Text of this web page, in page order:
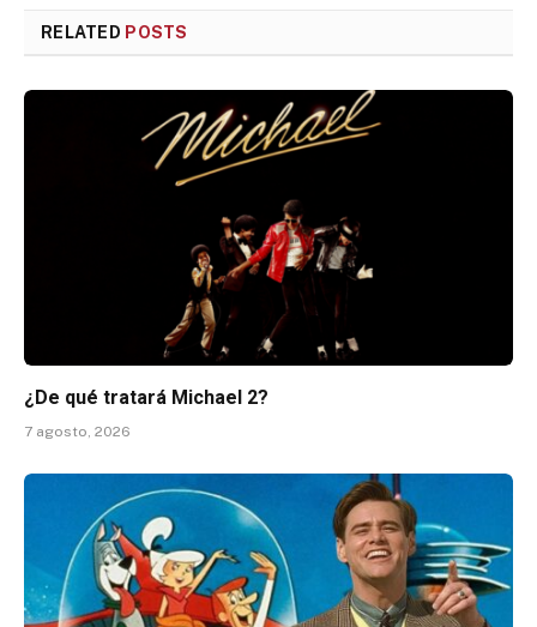
RELATED POSTS
¿De qué tratará Michael 2?
7 agosto, 2026